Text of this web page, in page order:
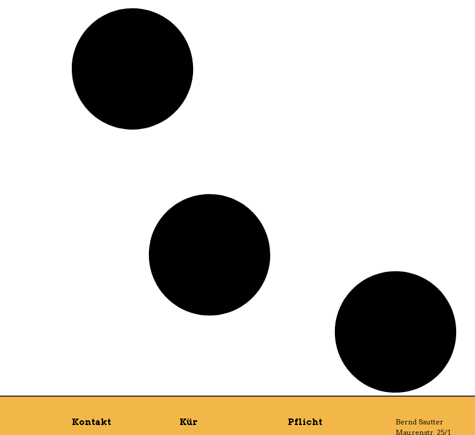
Kontakt Kür Pflicht
Bernd Sautter
Maurenstr. 25/1